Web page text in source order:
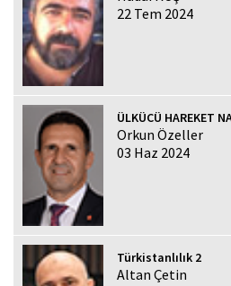
22 Tem 2024
ÜLKÜCÜ HAREKET
Orkun Özeller
03 Haz 2024
Türkistanlılık 2
Altan Çetin